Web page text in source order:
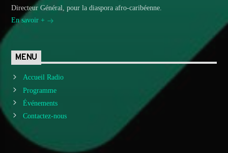
Directeur Général, pour la diaspora afro-caribéenne.
En savoir +
MENU
Accueil Radio
Programme
Événements
Contactez-nous